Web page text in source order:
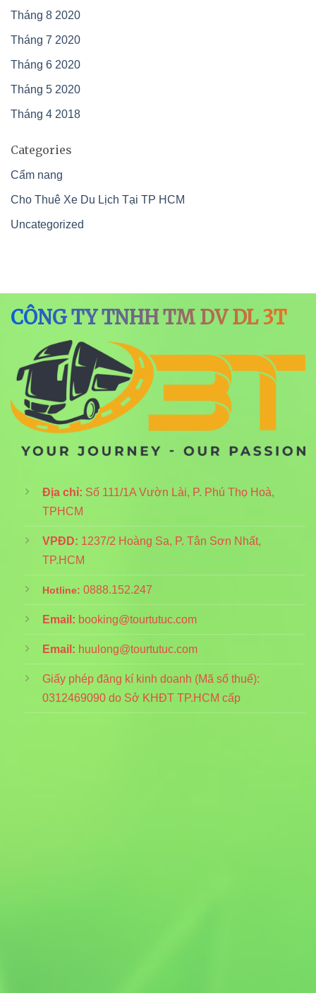
Tháng 8 2020
Tháng 7 2020
Tháng 6 2020
Tháng 5 2020
Tháng 4 2018
Categories
Cẩm nang
Cho Thuê Xe Du Lịch Tại TP HCM
Uncategorized
CÔNG TY TNHH TM DV DL 3T
Địa chỉ: Số 111/1A Vườn Lài, P. Phú Thọ Hoà,
TPHCM
VPĐD: 1237/2 Hoàng Sa, P. Tân Sơn Nhất,
TP.HCM
Hotline: 0888.152.247
Email: booking@tourtutuc.com
Email: huulong@tourtutuc.com
Giấy phép đăng kí kinh doanh (Mã số thuế):
0312469090 do Sở KHĐT TP.HCM cấp